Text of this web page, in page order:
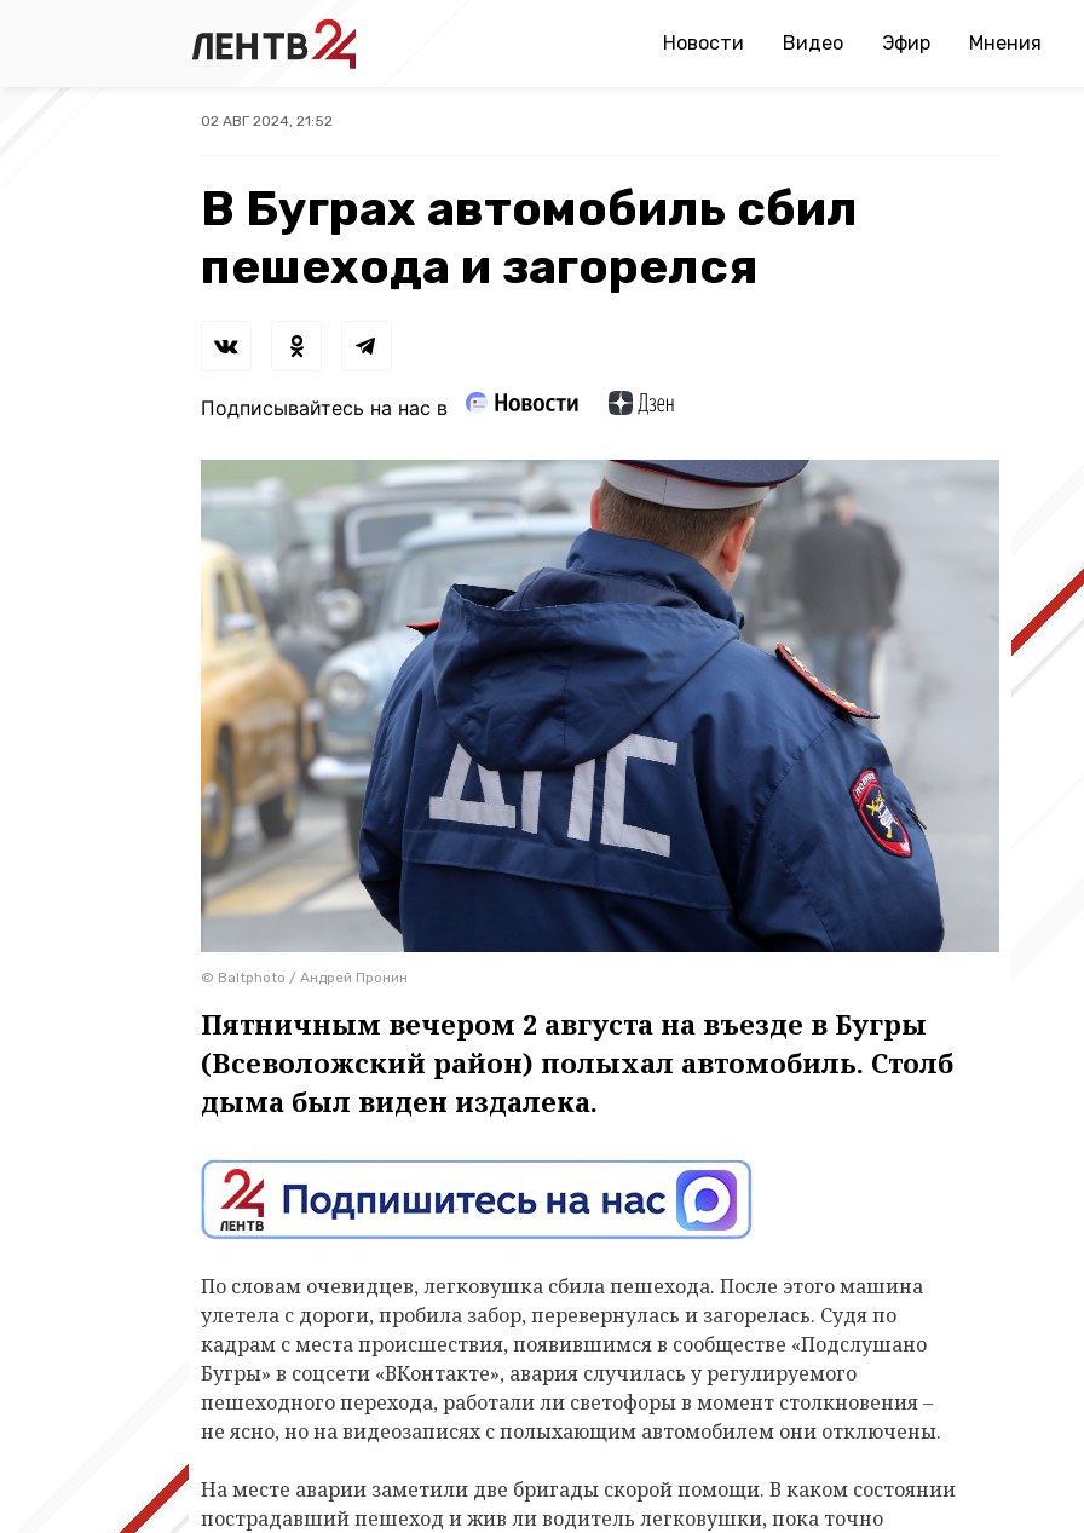
Новости Видео Эфир Мнения
02 АВГ 2024, 21:52
В Буграх автомобиль сбил
пешехода и загорелся
Подписывайтесь на нас в
© Baltphoto / Андрей Пронин
Пятничным вечером 2 августа на въезде в Бугры
(Всеволожский район) полыхал автомобиль. Столб
дыма был виден издалека.
По словам очевидцев, легковушка сбила пешехода. После этого машина
улетела с дороги, пробила забор, перевернулась и загорелась. Судя по
кадрам с места происшествия, появившимся в сообществе «Подслушано
Бугры» в соцсети «ВКонтакте», авария случилась у регулируемого
пешеходного перехода, работали ли светофоры в момент столкновения –
не ясно, но на видеозаписях с полыхающим автомобилем они отключены.
На месте аварии заметили две бригады скорой помощи. В каком состоянии
пострадавший пешеход и жив ли водитель легковушки, пока точно